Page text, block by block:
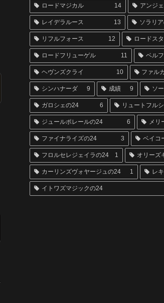
ロードマジカル 14 アンジ
レイデラルース 13 ソラリ
リフルフォース 12 ロードス
ロードフリューゲル 11 ベル
ヘヴンズクライ 10 ファル
シンハナーダ 9 成績 9 ソ
ガロシェの24 6 リュートフル
ジュールポレールの24 6 メリ
ファイナライズの24 3 ベイコ
フロルセレジェイラの24 1 オリーズ
カーリンズヴォヤージュの24 1 レ
イトワズマジックの24